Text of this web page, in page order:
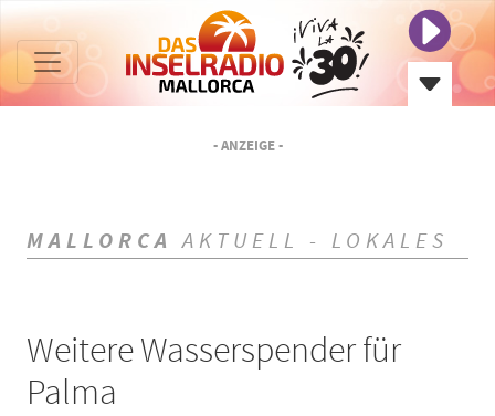
- ANZEIGE -
MALLORCA AKTUELL - LOKALES
Weitere Wasserspender für
Palma